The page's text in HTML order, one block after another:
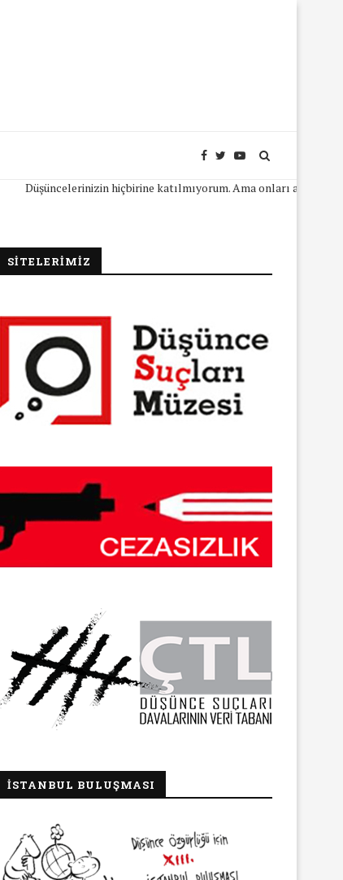
Düşüncelerinizin hiçbirine katılmıyorum. Ama onları açıkça ifade
SİTELERİMİZ
İSTANBUL BULUŞMASI